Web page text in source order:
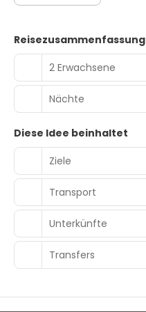
Reisezusammenfassung
2 Erwachsene
Nächte
Diese Idee beinhaltet
Ziele
Transport
Unterkünfte
Transfers